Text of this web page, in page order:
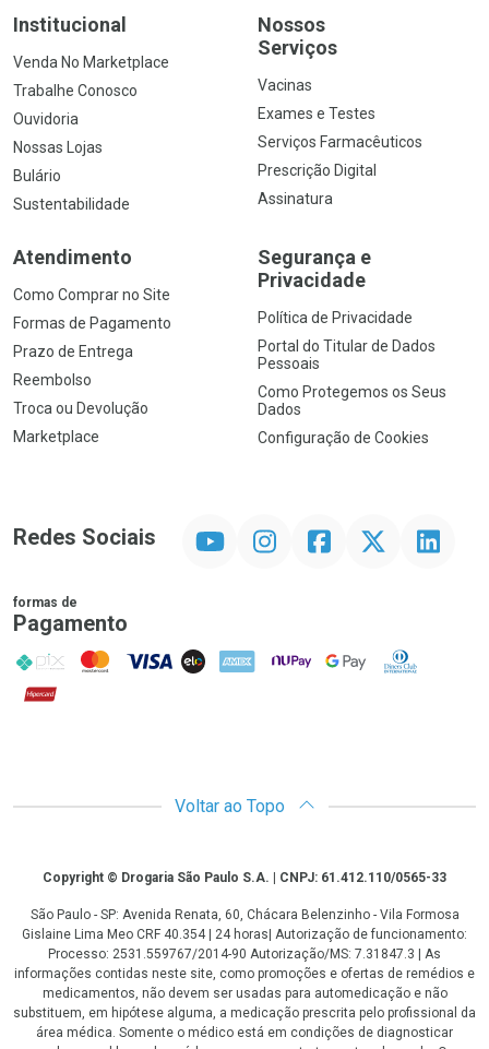
Institucional
Venda No Marketplace
Trabalhe Conosco
Ouvidoria
Nossas Lojas
Bulário
Sustentabilidade
Nossos
Serviços
Vacinas
Exames e Testes
Serviços Farmacêuticos
Prescrição Digital
Assinatura
Atendimento
Como Comprar no Site
Formas de Pagamento
Prazo de Entrega
Reembolso
Troca ou Devolução
Marketplace
Segurança e
Privacidade
Política de Privacidade
Portal do Titular de Dados
Pessoais
Como Protegemos os Seus
Dados
Configuração de Cookies
Redes Sociais InstagramFacebookTwitter Linkedin
formas de
Pagamento
PIX MasterCard
VISA ELO AMEX NuPay Google PayDiners Club
Hipercard
Voltar ao Topo
CopyrightCopyright © Drogaria São Paulo S.A. | CNPJ: 61.412.110/0565-33
São Paulo - SP: Avenida Renata, 60, Chácara Belenzinho - Vila Formosa
Gislaine Lima Meo CRF 40.354 | 24 horas| Autorização de funcionamento:
Processo: 2531.559767/2014-90 Autorização/MS: 7.31847.3 | As
informações contidas neste site, como promoções e ofertas de remédios e
medicamentos, não devem ser usadas para automedicação e não
substituem, em hipótese alguma, a medicação prescrita pelo profissional da
área médica. Somente o médico está em condições de diagnosticar